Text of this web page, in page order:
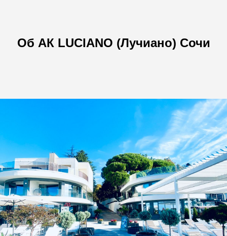
Об АК LUCIANO (Лучиано) Сочи